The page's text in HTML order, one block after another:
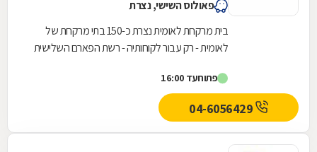
פאולוס השישי, נצרת
בית מרקחת לאומית נצרת כ-150 בתי מרקחת של
לאומית - רק עבור לקוחותיה - רשת הפארם השלישית
פתוחעד 16:00